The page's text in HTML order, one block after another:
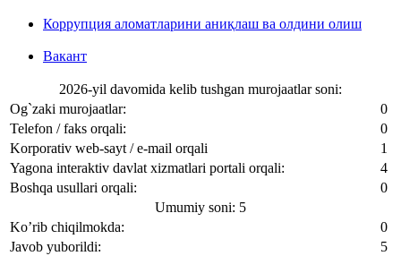
Коррупция аломатларини аниқлаш ва олдини олиш
Вакант
2026-yil davomida kelib tushgan murojaatlar soni:
Og`zaki murojaatlar:
0
Telefon / faks orqali:
0
Korporativ web-sayt / e-mail orqali
1
Yagona interaktiv davlat xizmatlari portali orqali:
4
Boshqa usullari orqali:
0
Umumiy soni: 5
Ko’rib chiqilmokda:
0
Javob yuborildi:
5